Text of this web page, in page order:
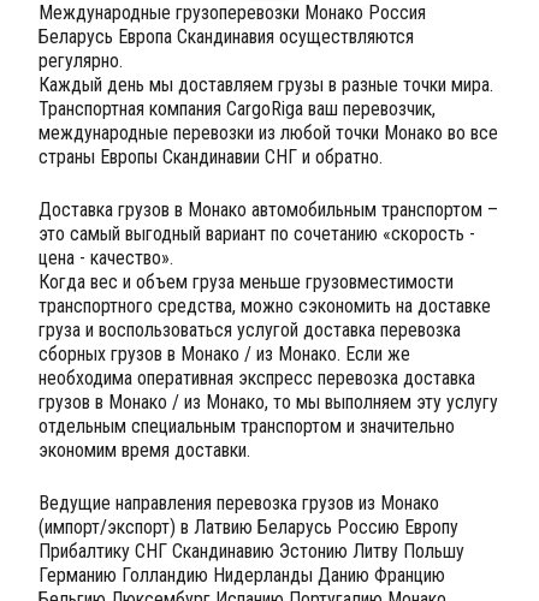
Международные грузоперевозки Монако Россия
Беларусь Европа Скандинавия осуществляются
регулярно.
Каждый день мы доставляем грузы в разные точки мира.
Транспортная компания CargoRiga ваш перевозчик,
международные перевозки из любой точки Монако во все
страны Европы Скандинавии СНГ и обратно.
Доставка грузов в Монако автомобильным транспортом –
это самый выгодный вариант по сочетанию «скорость -
цена - качество».
Когда вес и объем груза меньше грузовместимости
транспортного средства, можно сэкономить на доставке
груза и воспользоваться услугой доставка перевозка
сборных грузов в Монако / из Монако. Если же
необходима оперативная экспресс перевозка доставка
грузов в Монако / из Монако, то мы выполняем эту услугу
отдельным специальным транспортом и значительно
экономим время доставки.
Ведущие направления перевозка грузов из Монако
(импорт/экспорт) в Латвию Беларусь Россию Европу
Прибалтику СНГ Скандинавию Эстонию Литву Польшу
Германию Голландию Нидерланды Данию Францию